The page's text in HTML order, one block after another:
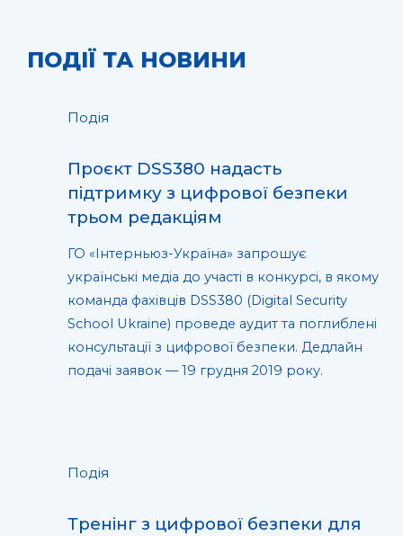
ПОДІЇ ТА НОВИНИ
Подія
Проєкт DSS380 надасть
підтримку з цифрової безпеки
трьом редакціям
ГО «Інтерньюз-Україна» запрошує
українські медіа до участі в конкурсі, в якому
команда фахівців DSS380 (Digital Security
School Ukraine) проведе аудит та поглиблені
консультації з цифрової безпеки. Дедлайн
подачі заявок — 19 грудня 2019 року.
Подія
Тренінг з цифрової безпеки для